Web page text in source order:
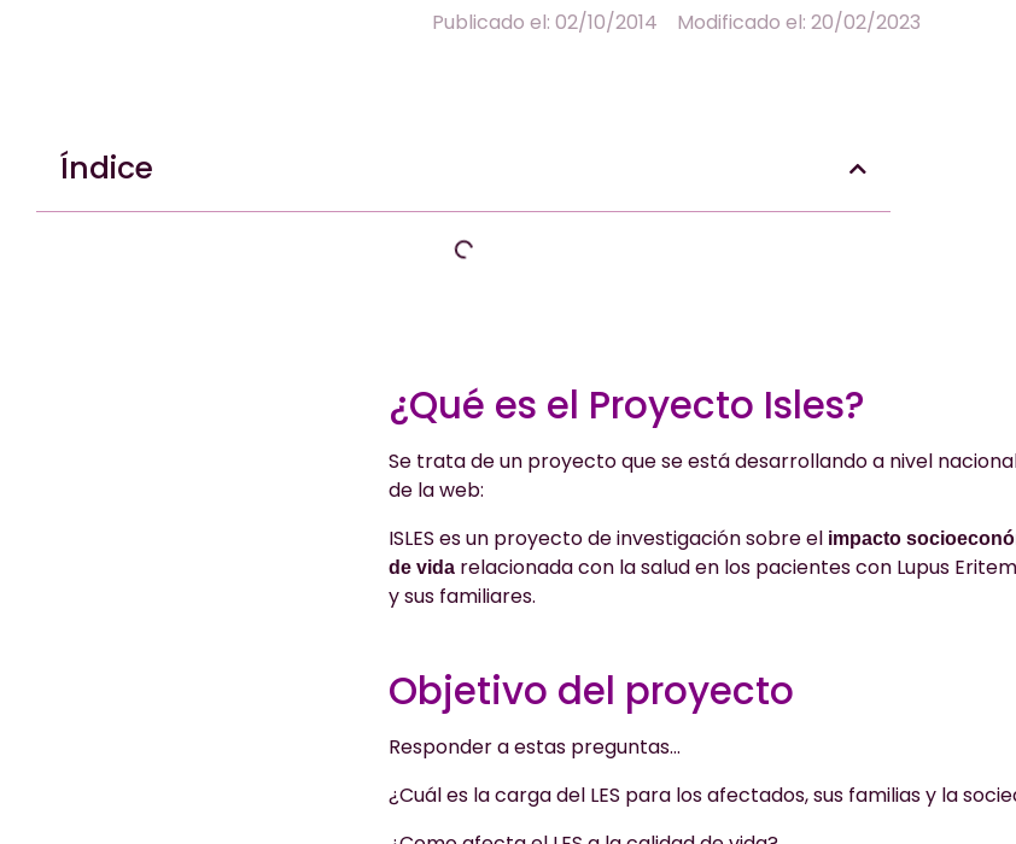
Publicado el: 02/10/2014 Modificado el: 20/02/2023
Índice
¿Qué es el Proyecto Isles?
Se trata de un proyecto que se está desarrollando a nivel
de la web:
ISLES es un proyecto de investigación sobre el impacto
de vida relacionada con la salud en los pacientes con Lupus
y sus familiares.
Objetivo del proyecto
Responder a estas preguntas…
¿Cuál es la carga del LES para los afectados, sus familias y la